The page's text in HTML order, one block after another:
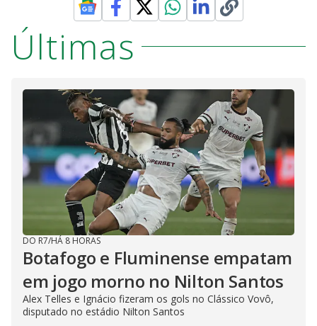
Últimas
DO R7/HÁ 8 HORAS
Botafogo e Fluminense empatam
em jogo morno no Nilton Santos
Alex Telles e Ignácio fizeram os gols no Clássico Vovô,
disputado no estádio Nilton Santos